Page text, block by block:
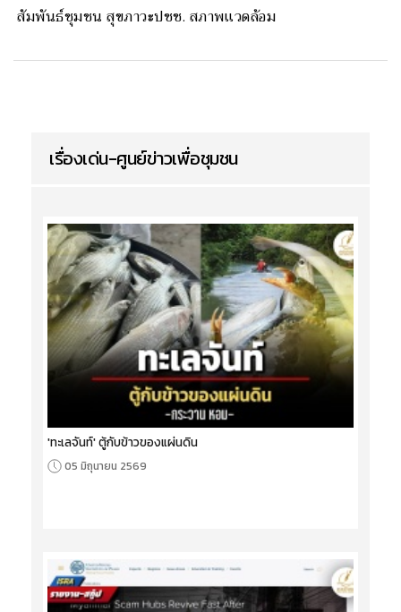
สัมพันธ์ชุมชน สุขภาวะปชช. สภาพเเวดล้อม
เรื่องเด่น-ศูนย์ข่าวเพื่อชุมชน
'ทะเลจันท์' ตู้กับข้าวของแผ่นดิน
05 มิถุนายน 2569